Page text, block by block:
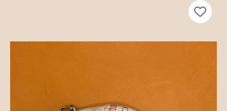
750円（税込）
ショッピングを続ける
Tomorrow is a new dayについて
餌木キーホルダー
木工小物
～